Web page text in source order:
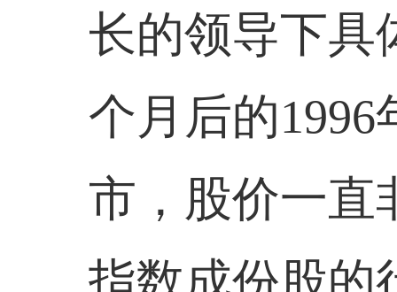
长的领导下具
个月后的1996
市，股价一直
指数成份股的